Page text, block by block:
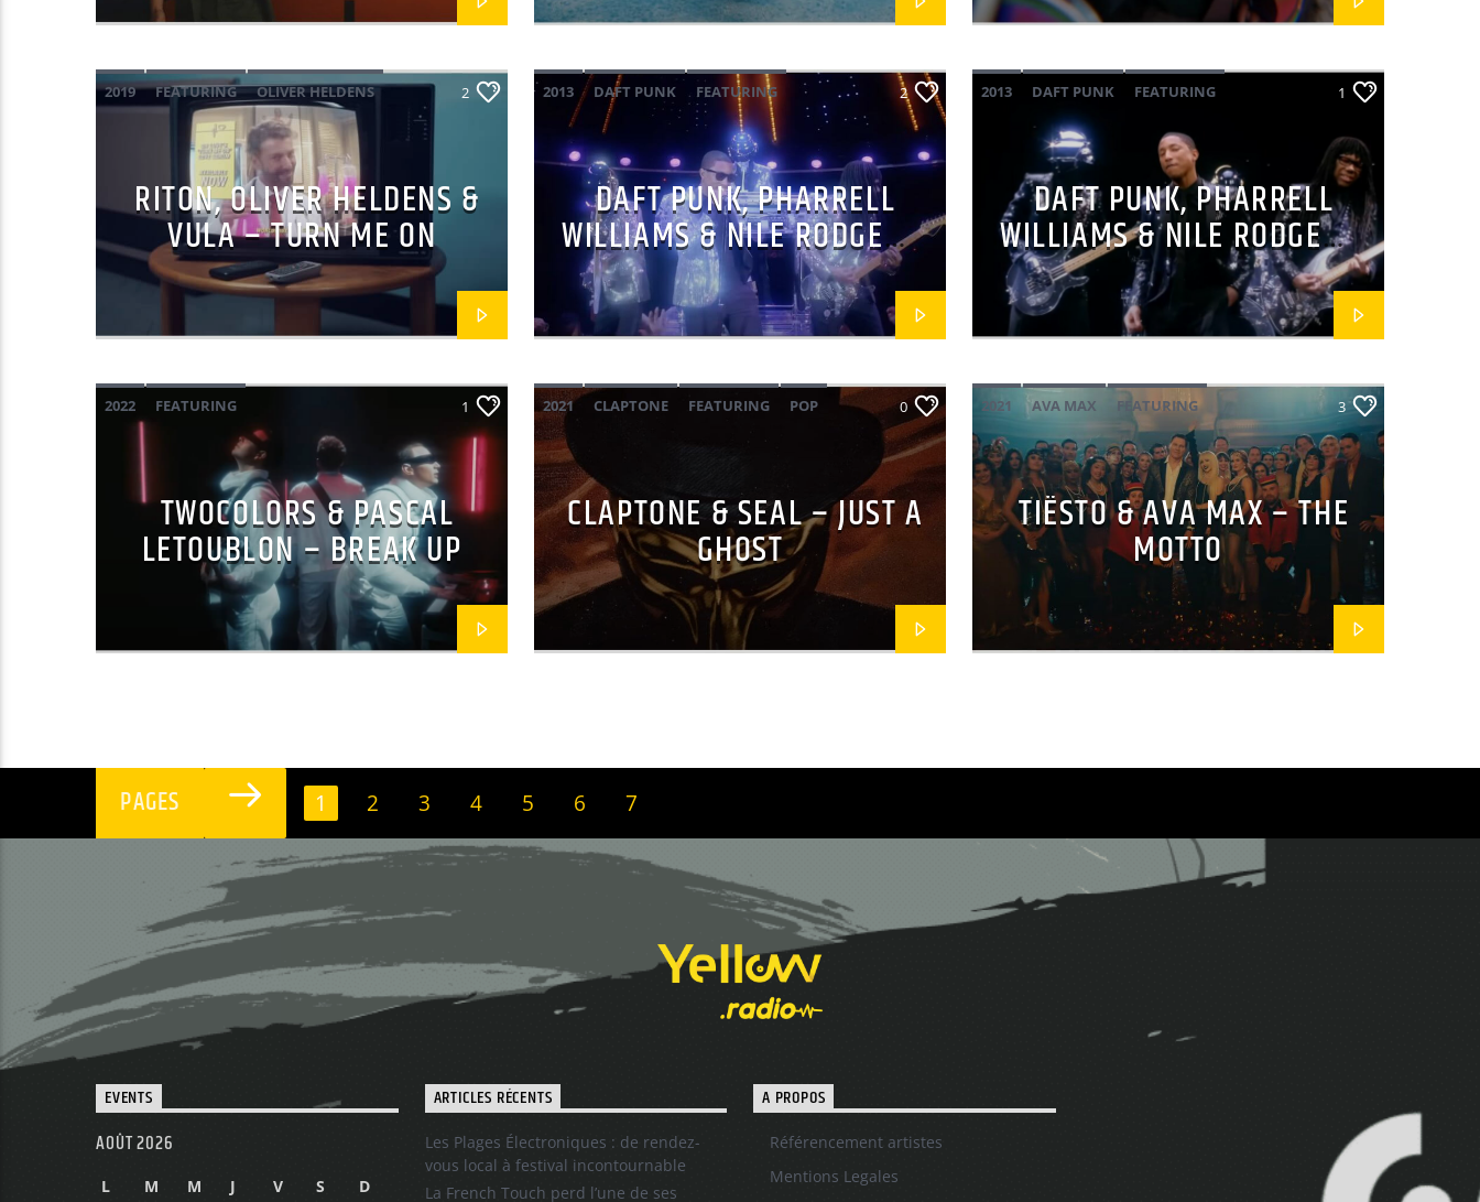
2019 FEATURING
OLIVER HELDENS
POP ELECTRO
RITON
2
RITON, OLIVER HELDENS &
VULA – TURN ME ON
2013 DAFT PUNK
FEATURING
NILE RODGERS
PHARRELL WILLIAMS
POP
2
DAFT PUNK, PHARRELL
WILLIAMS & NILE RODGERS
– LOSE YOURSELF TO
DANCE
2013 DAFT PUNK
FEATURING
GOLD 2010
NILE RODGERS
PHARRELL WILLIAMS
POP
1
DAFT PUNK, PHARRELL
WILLIAMS & NILE RODGERS
– GET LUCKY
2022
FEATURING
PASCAL LETOUBLON
POP ELECTRO
TWOCOLORS
1
TWOCOLORS & PASCAL
LETOUBLON – BREAK UP
2021 CLAPTONE FEATURING
POP
SEAL
0
CLAPTONE & SEAL – JUST A
GHOST
2021 AVA MAX
FEATURING
GOLD 2020
POP TIËSTO
3
TIËSTO & AVA MAX – THE
MOTTO
PAGES 1 2 3 4 5 6 7
EVENTS
AOÛT 2026
L M M J V S D
ARTICLES RÉCENTS
Les Plages Électroniques : de rendez-
vous local à festival incontournable
La French Touch perd l’une de ses
A PROPOS
Référencement artistes
Mentions Legales